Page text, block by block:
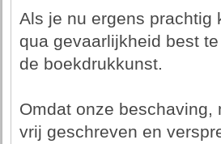
Als je nu ergens prachtig
qua gevaarlijkheid best
de boekdrukkunst.
Omdat onze
vrij geschreven en